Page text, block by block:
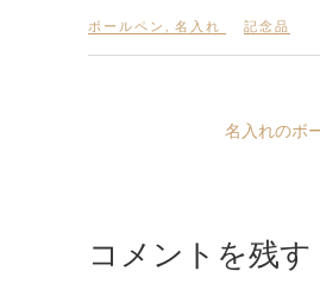
ボールペン 名入れ 記念品
名入れのボ
コメントを残す